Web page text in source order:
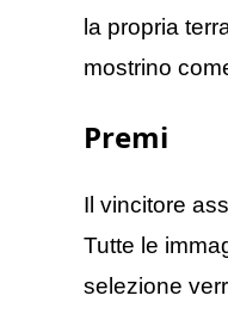
la propria
mostrino
Premi
Il vincitore
Tutte le
selezione